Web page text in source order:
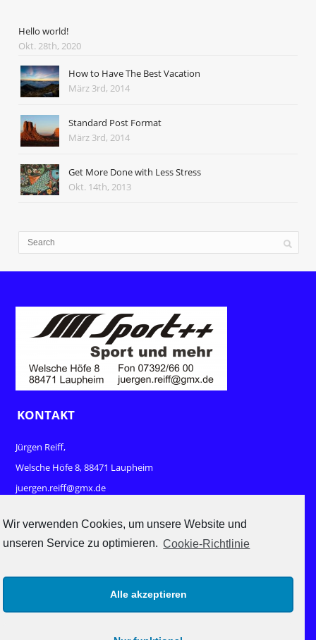
Wir verwenden Cookies, um unsere Website und
unseren Service zu optimieren. Cookie-Richtlinie
Alle akzeptieren
Hello world!
Okt. 28th, 2020
How to Have The Best Vacation
März 3rd, 2014
Standard Post Format
März 3rd, 2014
Get More Done with Less Stress
Okt. 14th, 2013
KONTAKT
Jürgen Reiff,
Welsche Höfe 8, 88471 Laupheim
juergen.reiff@gmx.de
RECHTLICHES
Datenschutz